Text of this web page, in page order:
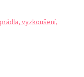
vyzkoušení,